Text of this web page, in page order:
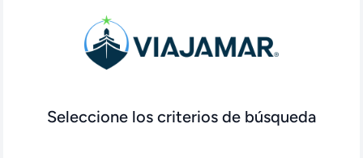
Seleccione los criterios de búsqueda